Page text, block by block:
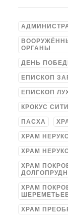
ОРГАНЫ
ДЕНЬ
ЕПИСКОП
ЕПИСКОП
КРОКУС
ПАСХА
ХРАМ
ХРАМ
ХРАМ
ХРАМ
ХРАМ